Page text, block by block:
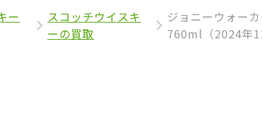
ー
スコッチウイスキ
ーの買取
ジョニーウォー
760ml（2024年